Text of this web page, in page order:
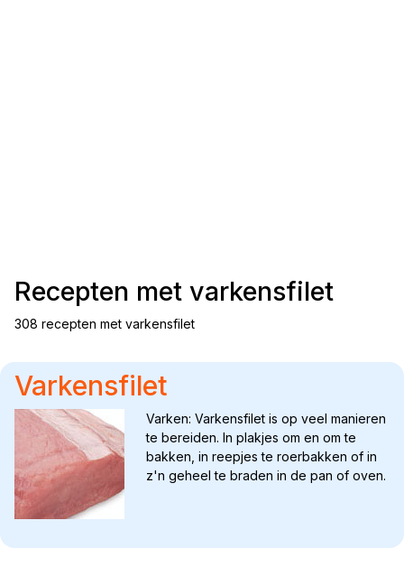
Recepten met varkensfilet
308 recepten met varkensfilet
Varkensfilet
Varken: Varkensfilet is op veel manieren
te bereiden. In plakjes om en om te
bakken, in reepjes te roerbakken of in
z'n geheel te braden in de pan of oven.